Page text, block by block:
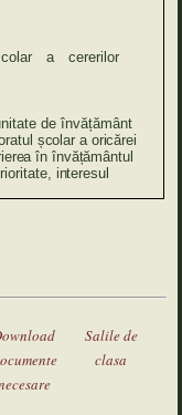
a
cererilor
de învățământ
școlara oricărei
în învățământul
interesul
Salile de
clasa